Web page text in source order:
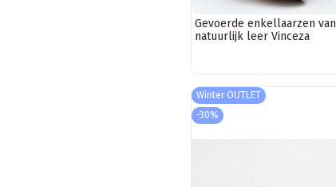
Gevoerde enkellaarzen van
natuurlijk leer Vinceza
Winter OUTLET
-30%